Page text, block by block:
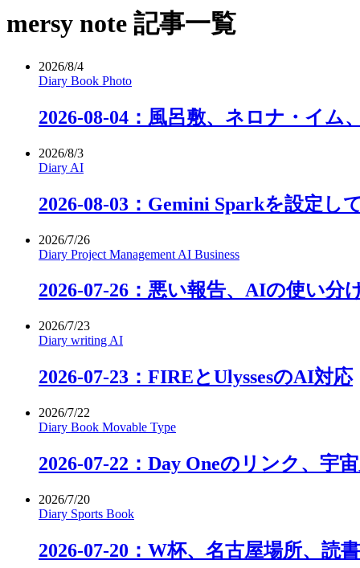
mersy note 記事一覧
2026/8/4
Diary Book Photo
2026-08-04：風呂敷、ネロナ・イム
2026/8/3
Diary AI
2026-08-03：Gemini Sparkを設定し
2026/7/26
Diary Project Management AI Business
2026-07-26：悪い報告、AIの使い分
2026/7/23
Diary writing AI
2026-07-23：FIREとUlyssesのAI対応
2026/7/22
Diary Book Movable Type
2026-07-22：Day Oneのリンク、宇
2026/7/20
Diary Sports Book
2026-07-20：W杯、名古屋場所、読書